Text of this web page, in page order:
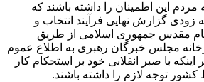
مردم این اطمینان را داشته باشند که
گزارش نهایی فرآیند انتخاب و
مقدس جمهوری اسلامی از طریق
مجلس خبرگان رهبری به اطلاع عموم
با صبر انقلابی خود بر استحکام کار
کشور توجه لازم را داشته باشند.